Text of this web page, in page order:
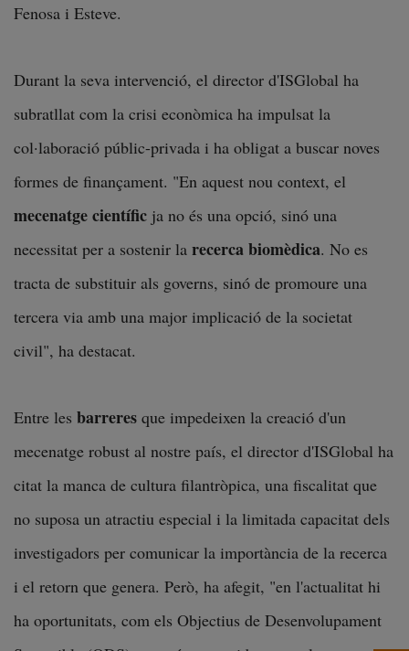
Fenosa i Esteve.
Durant la seva intervenció, el director d'ISGlobal ha
subratllat com la crisi econòmica ha impulsat la
col·laboració públic-privada i ha obligat a buscar noves
formes de finançament. "En aquest nou context, el
mecenatge científic ja no és una opció, sinó una
necessitat per a sostenir la recerca biomèdica. No es
tracta de substituir als governs, sinó de promoure una
tercera via amb una major implicació de la societat
civil", ha destacat.
Entre les barreres que impedeixen la creació d'un
mecenatge robust al nostre país, el director d'ISGlobal ha
citat la manca de cultura filantròpica, una fiscalitat que
no suposa un atractiu especial i la limitada capacitat dels
investigadors per comunicar la importància de la recerca
i el retorn que genera. Però, ha afegit, "en l'actualitat hi
ha oportunitats, com els Objectius de Desenvolupament